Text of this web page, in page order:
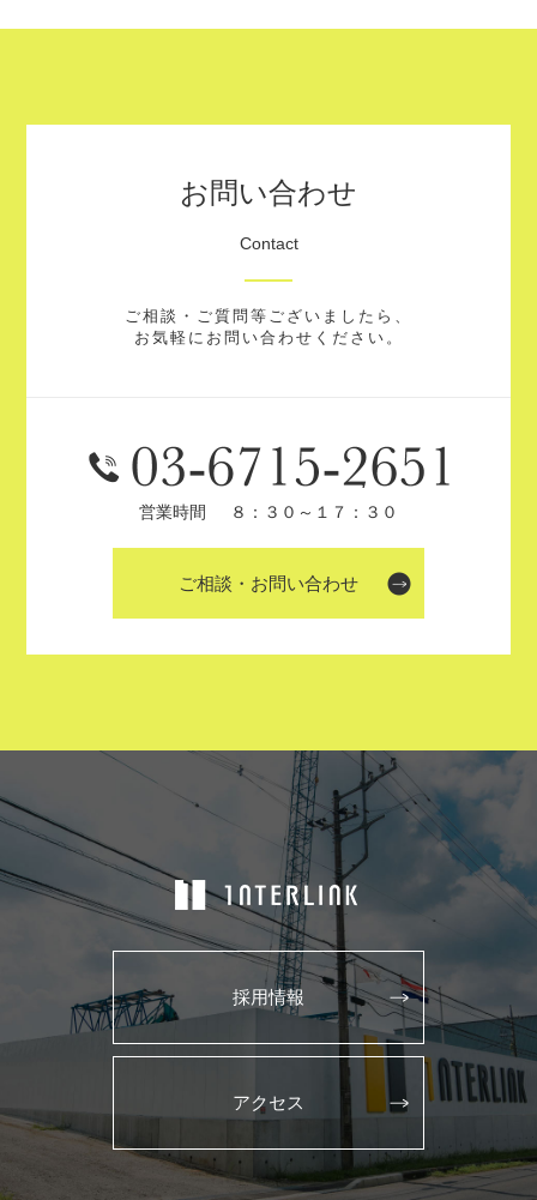
お問い合わせ
Contact
ご相談・ご質問等ございましたら、
お気軽にお問い合わせください。
営業時間 ８：３０～１７：３０
ご相談・お問い合わせ
採用情報
アクセス